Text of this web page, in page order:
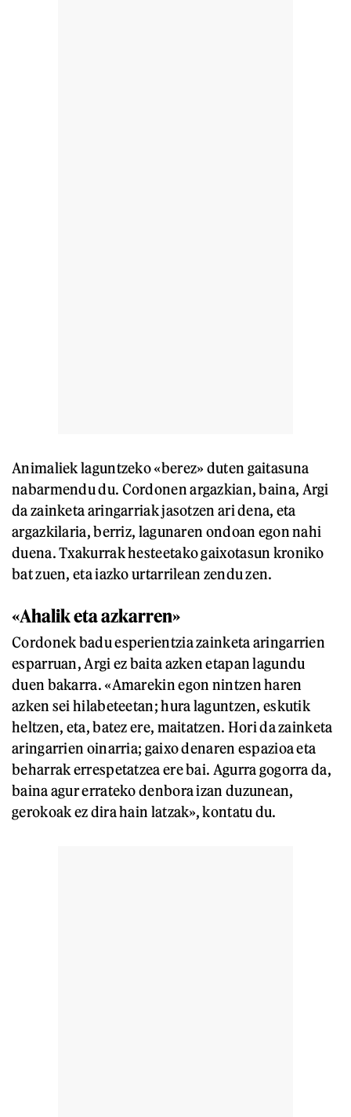
Animaliek laguntzeko «berez» duten gaitasuna
nabarmendu du. Cordonen argazkian, baina, Argi
da zainketa aringarriak jasotzen ari dena, eta
argazkilaria, berriz, lagunaren ondoan egon nahi
duena. Txakurrak hesteetako gaixotasun kroniko
bat zuen, eta iazko urtarrilean zendu zen.
«Ahalik eta azkarren»
Cordonek badu esperientzia zainketa aringarrien
esparruan, Argi ez baita azken etapan lagundu
duen bakarra. «Amarekin egon nintzen haren
azken sei hilabeteetan; hura laguntzen, eskutik
heltzen, eta, batez ere, maitatzen. Hori da zainketa
aringarrien oinarria; gaixo denaren espazioa eta
beharrak errespetatzea ere bai. Agurra gogorra da,
baina agur errateko denbora izan duzunean,
gerokoak ez dira hain latzak», kontatu du.